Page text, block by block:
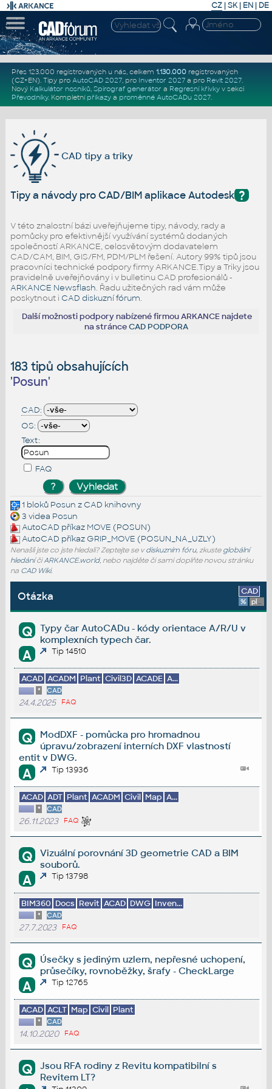
CZ | SK| EN | DE
Přes 123.000 registrovaných u nás, celkem 1.130.000registrovaných
(CZ+EN). Tipy pro AutoCAD 2027, pro Inventor 2027a pro Revit 2027.
Nový Kalkulátor nosníků, Spirograf generátor a Regresní křivkyv sekci
Převodníky. Kompletní příkazya proměnné AutoCADu 2027.
CAD tipy a triky
?
Tipy a návody pro CAD/BIM aplikace Autodesk
V této znalostní bázi uveřejňujeme tipy, návody, rady a
pomůcky pro efektivnější využívání systémů dodaných
společností ARKANCE, celosvětovým dodavatelem
CAD/CAM, BIM, GIS/FM, PDM/PLM řešení. Autory 99% tipů jsou
pracovníci technické podpory firmy ARKANCE.Tipy a Triky jsou
pravidelně uveřejňovány i v bulletinu CAD profesionálů -
ARKANCE Newsflash. Řadu užitečných rad vám může
poskytnout i CAD diskuzní fórum.
Další možnosti podpory nabízené firmou ARKANCE najdete
na stránceCAD PODPORA
183 tipů obsahujících
'Posun'
CAD:
OS:
Text:
FAQ
1 bloků Posun z CAD knihovny
3 videa Posun
AutoCAD příkaz MOVE (POSUN)
AutoCAD příkaz GRIP_MOVE (POSUN_NA_UZLY)
Nenašli jste co jste hledali? Zeptejte se v diskuzním fóru, zkuste globální
hledáníčiARKANCE.world, nebo najděte či sami doplňte novou stránku
na CAD Wiki.
Otázka CAD
% platforma
Q
Typy čar AutoCADu - kódy orientace A/R/U v
komplexních typech čar.
A Tip 14510
ACAD ACADM Plant Civil3D ACADE A...
* CAD
24.4.2025 FAQ
Q
ModDXF - pomůcka pro hromadnou
úpravu/zobrazení interních DXF vlastností
entit v DWG.
A Tip 13936
ACAD ADT Plant ACADM Civil Map A...
* CAD
26.11.2023 FAQ
Q
Vizuální porovnání 3D geometrie CAD a BIM
souborů.
A Tip 13798
BIM360 Docs Revit ACAD DWG Inven...
* CAD
27.7.2023 FAQ
Q
Úsečky s jediným uzlem, nepřesné uchopení,
průsečíky, rovnoběžky, šrafy - CheckLarge
A Tip 12765
ACAD ACLT Map Civil Plant
* CAD
14.10.2020 FAQ
Q
Jsou RFA rodiny z Revitu kompatibilní s
Revitem LT?